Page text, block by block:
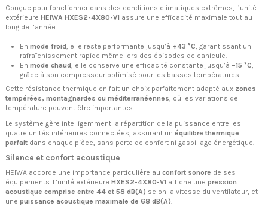
Conçue pour fonctionner dans des conditions climatiques extrêmes, l’unité
extérieure HEIWA HXES2-4X80-V1 assure une efficacité maximale tout au
long de l’année.
En mode froid, elle reste performante jusqu’à +43 °C, garantissant un
rafraîchissement rapide même lors des épisodes de canicule.
En mode chaud, elle conserve une efficacité constante jusqu’à –15 °C,
grâce à son compresseur optimisé pour les basses températures.
Cette résistance thermique en fait un choix parfaitement adapté aux zones
tempérées, montagnardes ou méditerranéennes, où les variations de
température peuvent être importantes.
Le système gère intelligemment la répartition de la puissance entre les
quatre unités intérieures connectées, assurant un équilibre thermique
parfait dans chaque pièce, sans perte de confort ni gaspillage énergétique.
Silence et confort acoustique
HEIWA accorde une importance particulière au confort sonore de ses
équipements. L’unité extérieure HXES2-4X80-V1 affiche une pression
acoustique comprise entre 44 et 58 dB(A) selon la vitesse du ventilateur, et
une puissance acoustique maximale de 68 dB(A)